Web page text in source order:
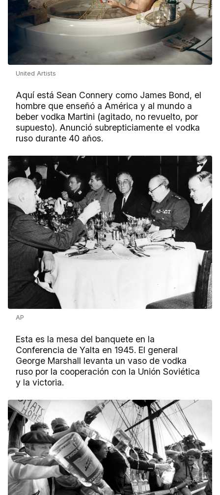
United Artists
Aquí está Sean Connery como James Bond, el
hombre que enseñó a América y al mundo a
beber vodka Martini (agitado, no revuelto, por
supuesto). Anunció subrepticiamente el vodka
ruso durante 40 años.
AP
Esta es la mesa del banquete en la
Conferencia de Yalta en 1945. El general
George Marshall levanta un vaso de vodka
ruso por la cooperación con la Unión Soviética
y la victoria.